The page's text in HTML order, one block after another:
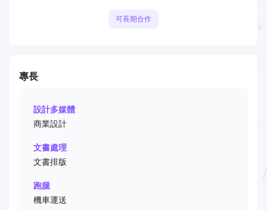
可長期合作
專長
設計多媒體
商業設計
文書處理
文書排版
跑腿
機車運送